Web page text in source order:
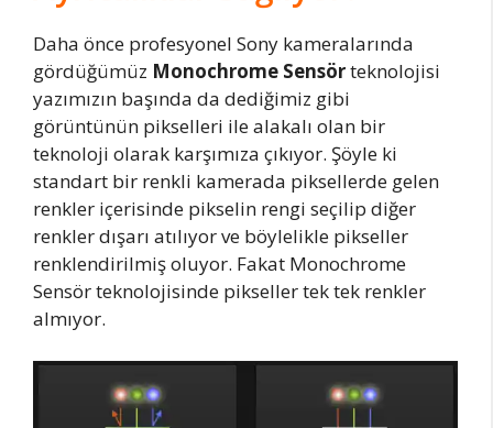
Daha önce profesyonel Sony kameralarında
gördüğümüz Monochrome Sensörteknolojisi
yazımızın başında da dediğimiz gibi
görüntünün pikselleri ile alakalı olan bir
teknoloji olarak karşımıza çıkıyor. Şöyle ki
standart bir renkli kamerada piksellerde gelen
renkler içerisinde pikselin rengi seçilip diğer
renkler dışarı atılıyor ve böylelikle pikseller
renklendirilmiş oluyor. Fakat Monochrome
Sensör teknolojisinde pikseller tek tek renkler
almıyor.